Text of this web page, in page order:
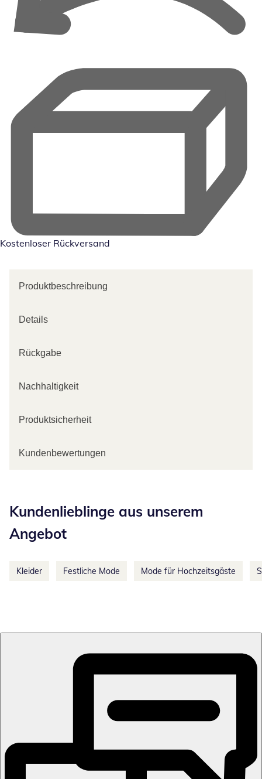
Kostenloser Rückversand
Produktbeschreibung
Details
Rückgabe
Nachhaltigkeit
Produktsicherheit
Kundenbewertungen
Kundenlieblinge aus unserem
Angebot
Kleider Festliche Mode Mode für Hochzeitsgäste